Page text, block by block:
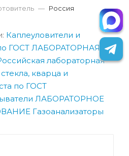
— Россия
Каплеуловители и
ГОСТ ЛАБОРАТОРНАЯ
лабораторная
кварца и
по ГОСТ
ЛАБОРАТОРНОЕ
Газоанализаторы